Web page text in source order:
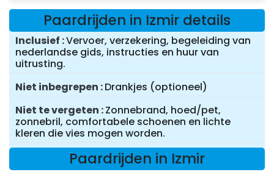
Paardrijden in Izmir details
Inclusief Vervoer, verzekering, begeleiding van
nederlandse gids, instructies en huur van
uitrusting.
Niet inbegrepen Drankjes (optioneel)
Niet te vergeten Zonnebrand, hoed/pet,
zonnebril, comfortabele schoenen en lichte
kleren die vies mogen worden.
Paardrijden in Izmir